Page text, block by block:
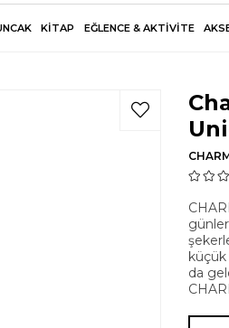
KİTAP EĞLENCE & AKTİVİTE
küçük
da